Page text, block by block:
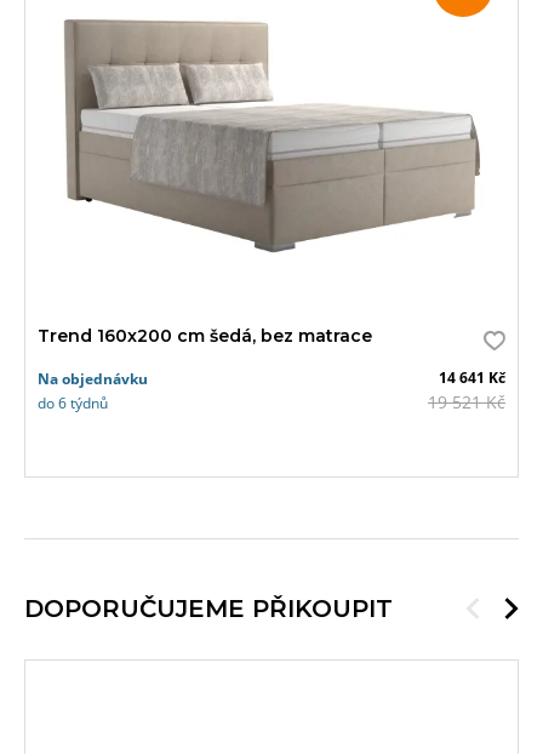
Trend 160x200 cm šedá, bez matrace
akce
Na objednávku
do 6 týdnů
14 641 Kč
19 521 Kč
DOPORUČUJEME PŘIKOUPIT